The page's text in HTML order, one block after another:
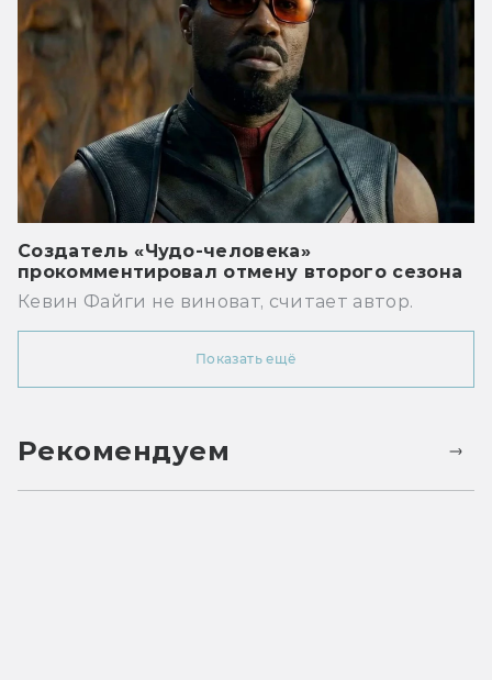
Создатель «Чудо-человека»
прокомментировал отмену второго сезона
Кевин Файги не виноват, считает автор.
Показать ещё
Рекомендуем